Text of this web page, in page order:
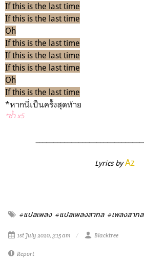
If this is the last time
If this is the last time
Oh
If this is the last time
If this is the last time
If this is the last time
Oh
If this is the last time
*หากนี่เป็นครั้งสุดท้าย
*ซ้ำ x5
Lyrics byAz
#แปลเพลง #แปลเพลงสากล #เพลงสากล
1st July 2020, 3:15 am Blacktree
Report